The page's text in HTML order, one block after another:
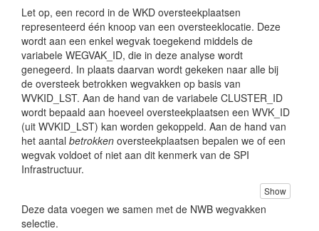
WAARSC_BRD
De korste afstand tussen de oversteekplaats en
de aanwezige waarschuwingsborden, tussen 0 en
100 meter.
HALTES
De aanwezigheid van bushaltes in de nabijheid,
vastgelegd als uniek ID van de bushalte(s).
HOOFDMOD
De meeste relevante modaliteit voor de
oversteekplaats, als fietser/voetganger.
WAND_FIETS
Of de oversteekplaats onderdeel uitmaakt van
een fiets- of wandelroute, als fietsnetwerk/LAW/-.
STRA_PEOPLE
Het aantal personen ('people') op de knoop op
basis van Strava-data, voor de verhouding in
Het aantal trips op de knoop op basis van Strava-
data, voor de verhouding in intensiteiten tussen
locaties.
Let op, een record in de WKD oversteekplaatsen
representeerd één knoop van een oversteeklocatie. Deze
wordt aan een enkel wegvak toegekend middels de
variabele WEGVAK_ID, die in deze analyse wordt
genegeerd. In plaats daarvan wordt gekeken naar alle bij
de oversteek betrokken wegvakken op basis van
WVKID_LST. Aan de hand van de variabele CLUSTER_ID
wordt bepaald aan hoeveel oversteekplaatsen een WVK_ID
(uit WVKID_LST) kan worden gekoppeld. Aan de hand van
het aantal betrokken oversteekplaatsen bepalen we of een
wegvak voldoet of niet aan dit kenmerk van de SPI
Infrastructuur.
Show
Deze data voegen we samen met de NWB wegvakken
selectie.